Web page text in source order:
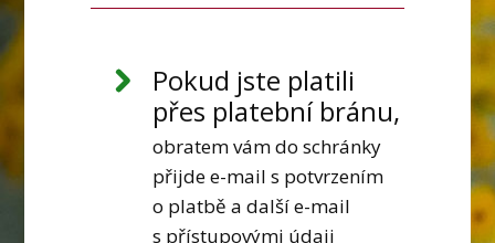
Pokud jste platili
přes platební bránu,
obratem vám do schránky
přijde e-mail s potvrzením
o platbě a další e-mail
s přístupovými údaji